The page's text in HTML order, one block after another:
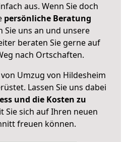
aus. Wenn Sie doch
persönliche Beratung
Sie uns an und unsere
beraten Sie gerne auf
nach Ortschaften.
Umzug von Hildesheim
Lassen Sie uns dabei
und die Kosten zu
Sie sich auf Ihren neuen
freuen können.